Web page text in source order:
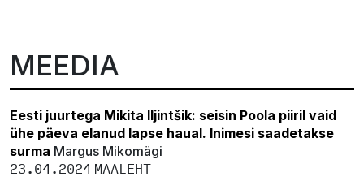
MEEDIA
Eesti juurtega Mikita Iljintšik: seisin Poola piiril vaid
ühe päeva elanud lapse haual. Inimesi saadetakse
surma Margus Mikomägi
23.04.2024MAALEHT